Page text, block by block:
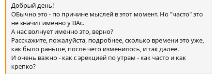
Добрый день!
ОБычно это - по причине мыслей в этот момент. Но "часто" это
не значит именно у ВАс.
А нас волнует именно это, верно?
Расскажите, пожалуйста, подробнее, сколько времени это уже,
как было раньше, после чего изменилось, и так далее.
И очень важно - как с эрекцией по утрам - как часто и как
крепко?